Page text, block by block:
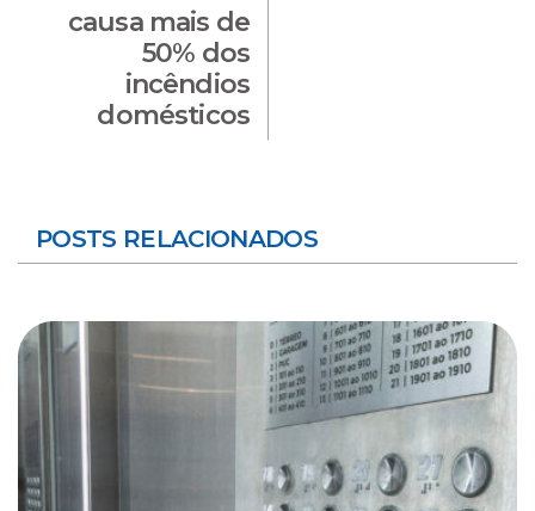
causa mais de
50% dos
incêndios
domésticos
POSTS RELACIONADOS